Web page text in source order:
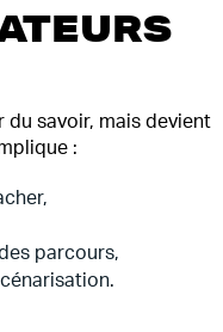
du savoir, mais devient
:
parcours,